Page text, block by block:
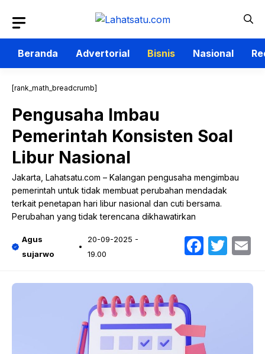
isi
Beranda
Advertorial Bisnis Nasional
[rank_math_breadcrumb]
Pengusaha Imbau
Pemerintah Konsisten Soal
Libur Nasional
Jakarta, Lahatsatu.com – Kalangan pengusaha mengimbau
pemerintah untuk tidak membuat perubahan mendadak
terkait penetapan hari libur nasional dan cuti bersama.
Perubahan yang tidak terencana dikhawatirkan
Agus
sujarwo
20-09-2025 -
19.00